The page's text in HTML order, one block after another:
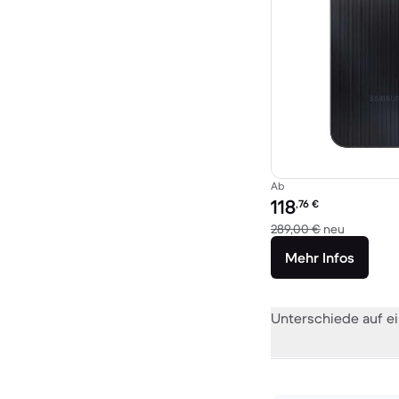
Ab
Preis des erneuerten
118,76 €
289,00 € neu
Mehr Infos
Unterschiede auf